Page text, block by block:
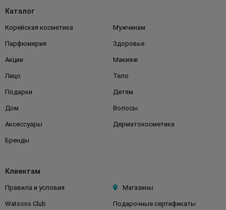
Каталог
Корейская косметика Мужчинам
Парфюмерия Здоровье
Акции Макияж
Лицо Тело
Подарки Детям
Дом Волосы
Аксессуары Дерматокосметика
Бренды
Клиентам
Правила и условия Магазины
Watsons Club Подарочные сертификаты